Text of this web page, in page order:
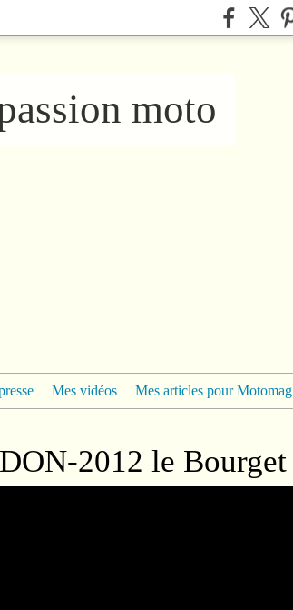
moto
Mes vidéos Mes articles pour Motomag
2012 le Bourget